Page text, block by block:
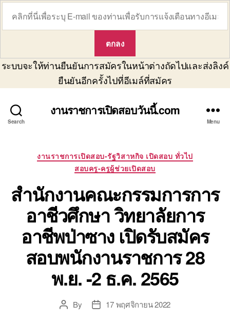
ระบบจะให้ท่านยืนยันการสมัครในหน้าต่างถัดไปและส่งลิงค์
ยืนยันอีกครั้งไปที่อีเมล์ที่สมัคร
Search
งานราชการเปิดสอบวันนี้.com
Menu
Categories
งานราชการเปิดสอบ-รัฐวิสาหกิจ เปิดสอบ ทั่วไป
สอบครู-ครูผู้ช่วยเปิดสอบ
สำนักงานคณะกรรมการการ
อาชีวศึกษา วิทยาลัยการ
อาชีพป่าซาง เปิดรับสมัคร
สอบพนักงานราชการ 28
พ.ย. -2 ธ.ค. 2565
PostBy
Post17 พฤศจิกายน 2022